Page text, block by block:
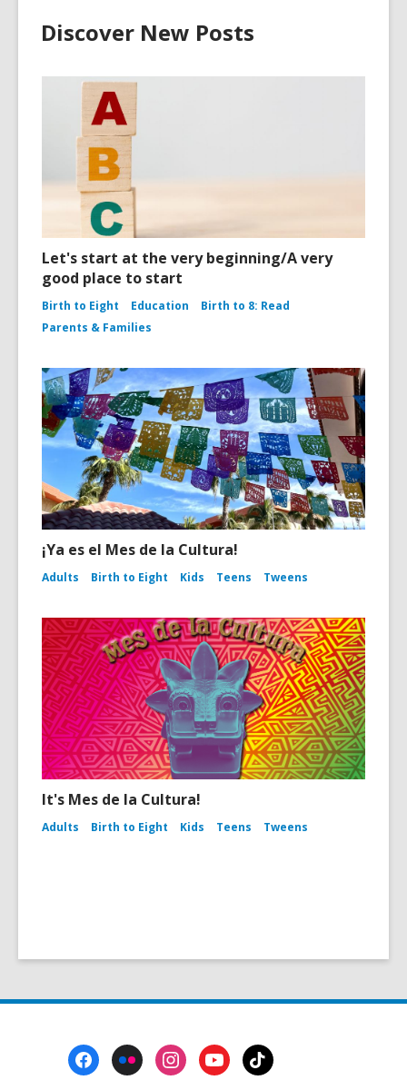
Discover New Posts
Let's start at the very beginning/A very
good place to start
Birth to Eight Education
Birth to 8: Read
Parents & Families
¡Ya es el Mes de la Cultura!
Adults Birth to Eight Kids Teens Tweens
It's Mes de la Cultura!
Adults Birth to Eight Kids Teens Tweens